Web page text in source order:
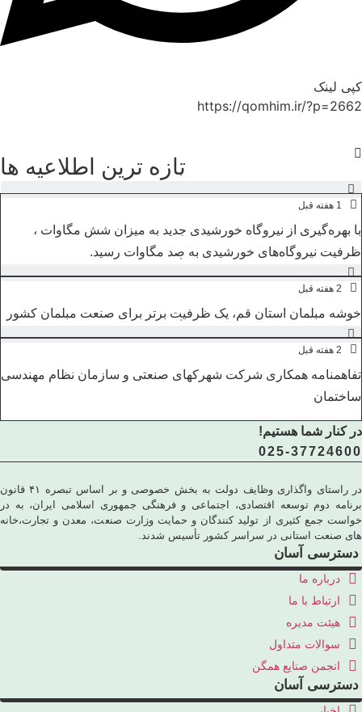
کپی لینک
https://qomhim.ir/?p=2662
تازه ترین اطلاعیه ها
1 هفته قبل
با بهره‌گیری از نیروگاه خورشیدی جدید به میزان شش مگاوات ،
ظرفیت نیروگاه‌های خورشیدی به صد مگاوات رسید.
2 هفته قبل
خوشه مبلمان استان قم، یک ظرفیت برتر برای صنعت مبلمان کشور
2 هفته قبل
تفاهمنامه همکاری شرکت شهرکهای صنعتی و سازمان نظام مهندسی
ساختمان
در کنار شما هستیم!
025-37724600
در راستای واگذاری وظایف دولت به بخش خصوصی و بر اساس تبصره ۴۱ قانون
برنامه دوم توسعه اقتصادی، اجتماعی و فرهنگی جمهوری اسلامی ایران، به در
خواست جمع کثیری از تولید کنندگان و حمایت وزارت صنعت، معدن و تجارت،خانه
های صنعت استانی در سراسر کشور تأسیس شدند.
دسترسی آسان
درباره ما
ارتباط با ما
هیئت مدیره
سوالات متداول
انجمن صنایع همگن
دسترسی آسان